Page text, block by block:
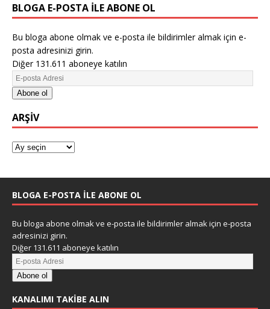
BLOGA E-POSTA ILE ABONE OL
Bu bloga abone olmak ve e-posta ile bildirimler almak için e-
posta adresinizi girin.
Diğer 131.611 aboneye katılın
Abone ol
ARŞIV
BLOGA E-POSTA ILE ABONE OL
Bu bloga abone olmak ve e-posta ile bildirimler almak için e-posta
adresinizi girin.
Diğer 131.611 aboneye katılın
Abone ol
KANALIMI TAKIBE ALIN